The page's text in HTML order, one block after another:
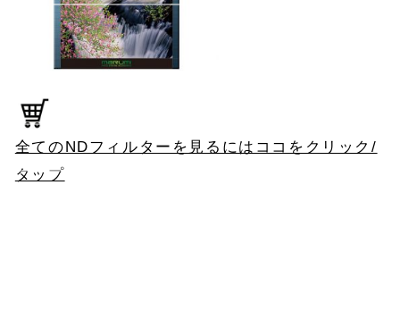
全てのNDフィルターを見るにはココをクリック/
タップ